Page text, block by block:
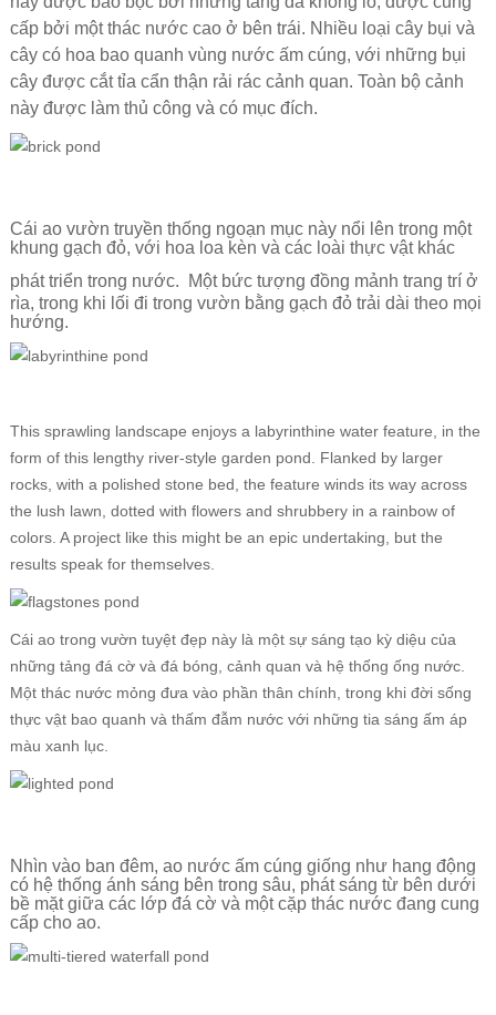
cấp bởi một thác nước cao ở bên trái. Nhiều loại cây bụi và
cây có hoa bao quanh vùng nước ấm cúng, với những bụi
cây được cắt tỉa cẩn thận rải rác cảnh quan. Toàn bộ cảnh
này được làm thủ công và có mục đích.
Cái ao vườn truyền thống ngoạn mục này nổi lên trong một
khung gạch đỏ, với hoa loa kèn và các loài thực vật khác
phát triển trong nước.
Một bức tượng đồng mảnh trang trí ở
rìa, trong khi lối đi trong vườn bằng gạch đỏ trải dài theo mọi
hướng.
This sprawling landscape enjoys a labyrinthine water feature, in the
form of this lengthy river-style garden pond. Flanked by larger
rocks, with a polished stone bed, the feature winds its way across
the lush lawn, dotted with flowers and shrubbery in a rainbow of
colors. A project like this might be an epic undertaking, but the
results speak for themselves.
Cái ao trong vườn tuyệt đẹp này là một sự sáng tạo kỳ diệu của
những tảng đá cờ và đá bóng, cảnh quan và hệ thống ống nước.
Một thác nước mỏng đưa vào phần thân chính, trong khi đời sống
thực vật bao quanh và thấm đẫm nước với những tia sáng ấm áp
màu xanh lục.
Nhìn vào ban đêm, ao nước ấm cúng giống như hang động
có hệ thống ánh sáng bên trong sâu, phát sáng từ bên dưới
bề mặt giữa các lớp đá cờ và một cặp thác nước đang cung
cấp cho ao.